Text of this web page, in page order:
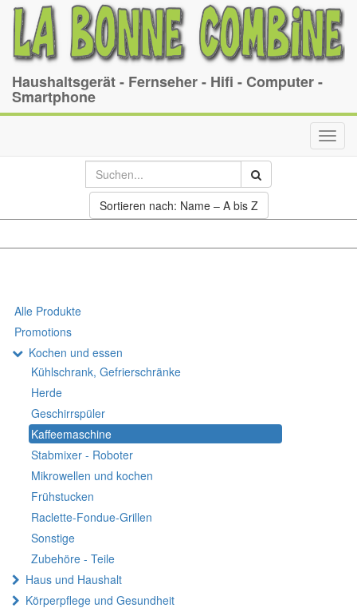
Haushaltsgerät - Fernseher - Hifi - Computer -
Smartphone
Sortieren nach: Name – A bis Z
Alle Produkte
Promotions
Kochen und essen
Kühlschrank, Gefrierschränke
Herde
Geschirrspüler
Kaffeemaschine
Stabmixer - Roboter
Mikrowellen und kochen
Frühstucken
Raclette-Fondue-Grillen
Sonstige
Zubehöre - Teile
Haus und Haushalt
Körperpflege und Gesundheit